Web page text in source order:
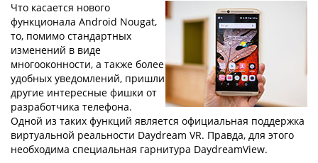
Что касается нового
функционала Android Nougat,
то, помимо стандартных
изменений в виде
многооконности, а также более
удобных уведомлений, пришли
другие интересные фишки от
разработчика телефона.
Одной из таких функций является официальная поддержка
виртуальной реальности Daydream VR. Правда, для этого
необходима специальная гарнитура DaydreamView.